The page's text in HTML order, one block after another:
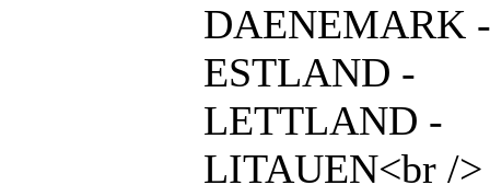
DAENEMARK -
ESTLAND -
LETTLAND -
LITAUEN<br /